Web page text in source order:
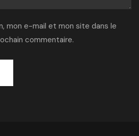
mon e-mail et mon site dans le
commentaire.